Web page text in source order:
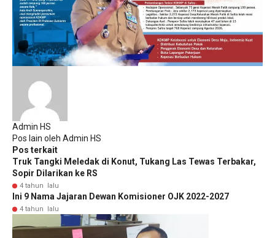
Admin HS
Pos lain oleh Admin HS
Pos terkait
Truk Tangki Meledak di Konut, Tukang Las Tewas Terbakar,
Sopir Dilarikan ke RS
4 tahun lalu
Ini 9 Nama Jajaran Dewan Komisioner OJK 2022-2027
4 tahun lalu